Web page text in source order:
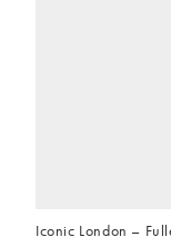
Iconic London –